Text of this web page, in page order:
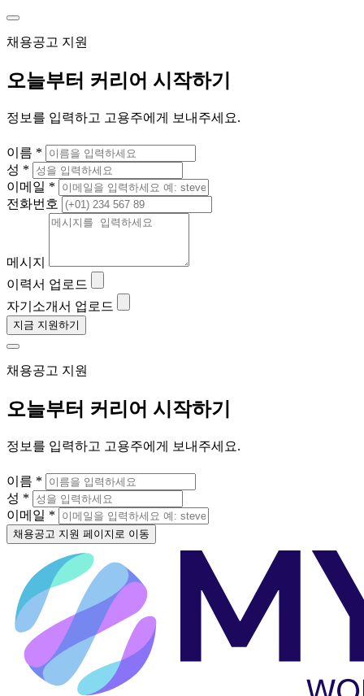
채용공고 지원
오늘부터 커리어 시작하기
정보를 입력하고 고용주에게 보내주세요.
이름 *
성 *
이메일 *
전화번호
메시지
이력서 업로드
자기소개서 업로드
지금 지원하기
채용공고 지원
오늘부터 커리어 시작하기
정보를 입력하고 고용주에게 보내주세요.
이름 *
성 *
이메일 *
채용공고 지원 페이지로 이동